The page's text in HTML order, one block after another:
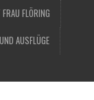
FLÖRING
AUSFLÜGE